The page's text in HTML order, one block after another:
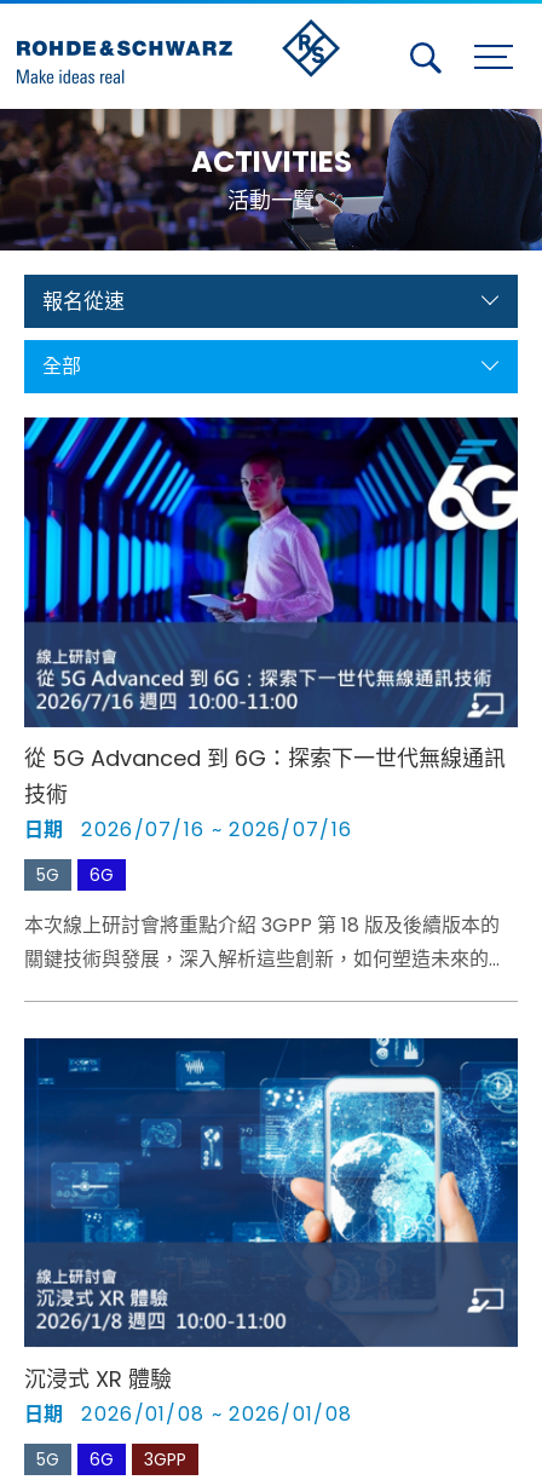
Activities
Contact Us
Member
Calendar
Member Login
Aerospace | Defense | Security
Broadcast and Media
Cybersecurity
ACTIVITIES
活動一覽
報名從速
全部
從 5G Advanced 到 6G：探索下一世代無線通訊
技術
日期 2026/07/16 ~ 2026/07/16
5G 6G
本次線上研討會將重點介紹 3GPP 第 18 版及後續版本的
關鍵技術與發展，深入解析這些創新，如何塑造未來的無
沉浸式 XR 體驗
日期 2026/01/08 ~ 2026/01/08
5G 6G 3GPP